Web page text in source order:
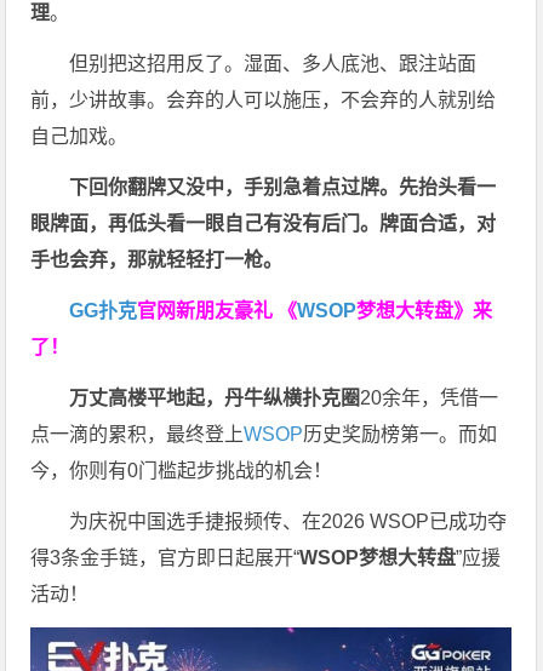
理。
但别把这招用反了。湿面、多人底池、跟注站面
前，少讲故事。会弃的人可以施压，不会弃的人就别给
自己加戏。
下回你翻牌又没中，手别急着点过牌。先抬头看一
眼牌面，再低头看一眼自己有没有后门。牌面合适，对
手也会弃，那就轻轻打一枪。
GG扑克官网新朋友豪礼 《WSOP梦想大转盘》来
了！
万丈高楼平地起，丹牛纵横扑克圈20余年，凭借一
点一滴的累积，最终登上WSOP历史奖励榜第一。而如
今，你则有0门槛起步挑战的机会！
为庆祝中国选手捷报频传、在2026 WSOP已成功夺
得3条金手链，官方即日起展开“WSOP梦想大转盘”应援
活动！